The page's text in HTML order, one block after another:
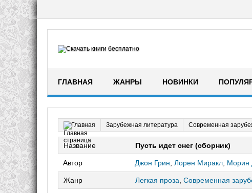
ГЛАВНАЯ ЖАНРЫ НОВИНКИ
Главная Зарубежная литература Современная
Название Пусть идет снег (сборник)
Автор Джон Грин Лорен Миракл Морин
Жанр Легкая проза Современная